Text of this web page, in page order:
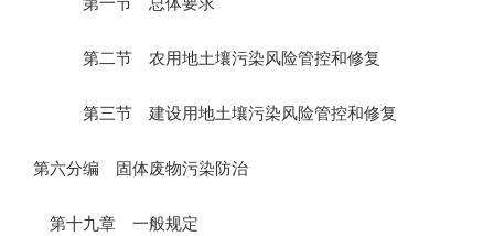
第二节 农用地土壤污染风险管控和修复
第三节 建设用地土壤污染风险管控和修复
第六分编 固体废物污染防治
第十九章 一般规定